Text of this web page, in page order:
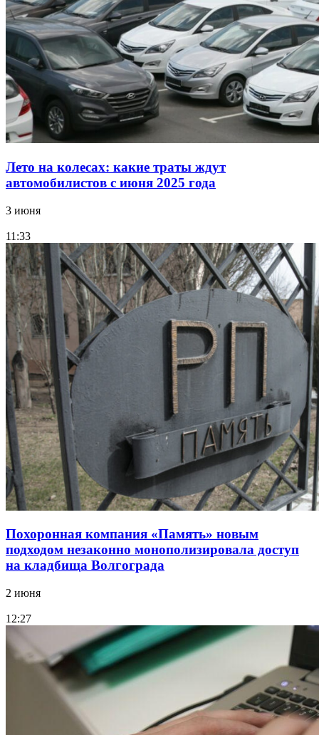
Лето на колесах: какие траты ждут
автомобилистов с июня 2025 года
3 июня
11:33
Похоронная компания «Память» новым
подходом незаконно монополизировала доступ
на кладбища Волгограда
2 июня
12:27